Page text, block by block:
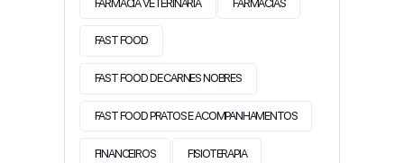
FARMACIA VETERINARIA FARMACIAS
FAST FOOD
FAST FOOD DE CARNES NOBRES
FAST FOOD PRATOS E ACOMPANHAMENTOS
FINANCEIROS FISIOTERAPIA